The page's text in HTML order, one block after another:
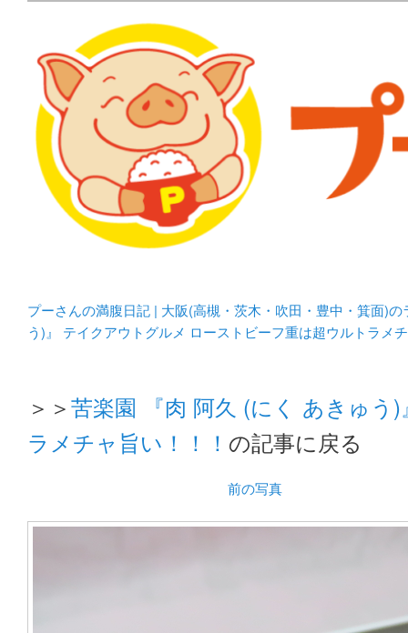
プーさんの満腹日記 |
豊中・箕面)のランチ＆
化してます。
プーさんの満腹日記 | 大阪(高槻・茨木・吹田・豊中・箕面)
う)』 テイクアウトグルメ ローストビーフ重は超ウルトラメ
＞＞苦楽園 『肉 阿久 (にく あきゅ
ラメチャ旨い！！！ の記事に戻る
前の写真